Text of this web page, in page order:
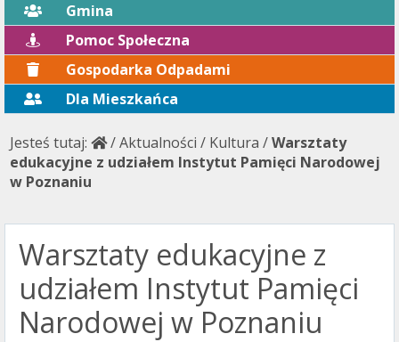
Gmina
Pomoc Społeczna
Gospodarka Odpadami
Dla Mieszkańca
Jesteś tutaj: /Aktualności / Kultura /Warsztaty
edukacyjne z udziałem Instytut Pamięci Narodowej
w Poznaniu
Warsztaty edukacyjne z
udziałem Instytut Pamięci
Narodowej w Poznaniu